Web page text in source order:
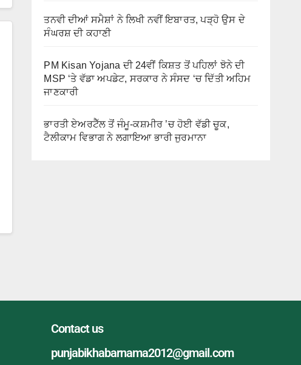
ਤਨਵੀ ਦੀਆਂ ਸਮੈਸ਼ਾਂ ਨੇ ਲਿਖੀ ਨਵੀਂ ਇਬਾਰਤ, ਪੜ੍ਹੋ ਉਸ ਦੇ
ਸੰਘਰਸ਼ ਦੀ ਕਹਾਣੀ
PM Kisan Yojana ਦੀ 24ਵੀਂ ਕਿਸ਼ਤ ਤੋਂ ਪਹਿਲਾਂ ਝੋਨੇ ਦੀ
MSP ‘ਤੇ ਵੱਡਾ ਅਪਡੇਟ, ਸਰਕਾਰ ਨੇ ਸੰਸਦ ‘ਚ ਦਿੱਤੀ ਅਹਿਮ
ਜਾਣਕਾਰੀ
ਭਾਰਤੀ ਏਅਰਟੈੱਲ ਤੋਂ ਜੰਮੂ-ਕਸ਼ਮੀਰ ’ਚ ਹੋਈ ਵੱਡੀ ਚੂਕ,
ਟੈਲੀਕਾਮ ਵਿਭਾਗ ਨੇ ਲਗਾਇਆ ਭਾਰੀ ਜੁਰਮਾਨਾ
Contact us
punjabikhabarnama2012@gmail.com